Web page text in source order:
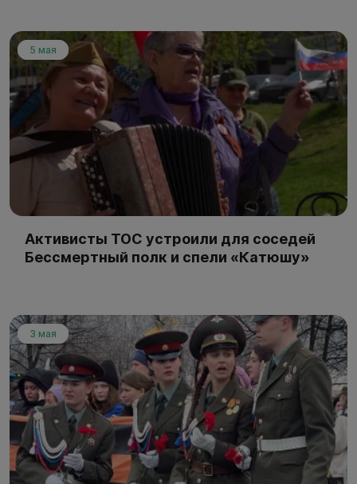
5 мая
Активисты ТОС устроили для соседей
Бессмертный полк и спели «Катюшу»
3 мая